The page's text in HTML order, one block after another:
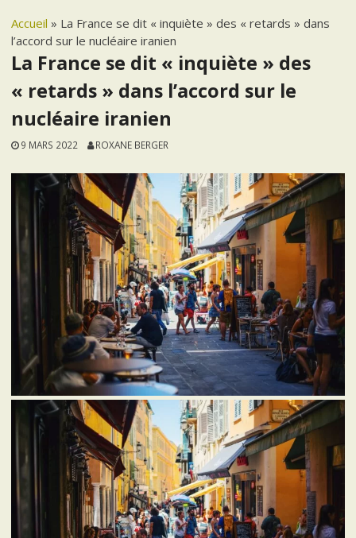
Accueil » La France se dit « inquiète » des « retards » dans
l’accord sur le nucléaire iranien
La France se dit « inquiète » des
« retards » dans l’accord sur le
nucléaire iranien
9 MARS 2022 ROXANE BERGER